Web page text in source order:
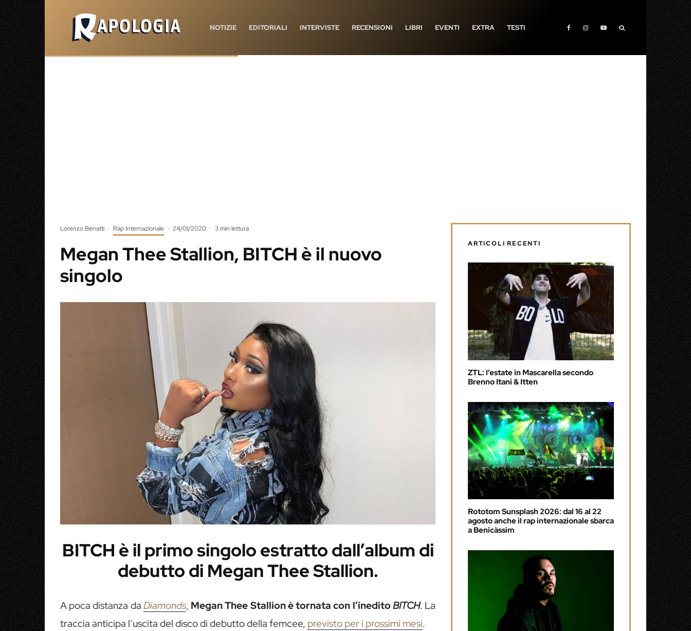
NOTIZIE EDITORIALI INTERVISTE RECENSIONI LIBRI EVENTI EXTRA TESTI
Lorenzo Benatti · Rap Internazionale · 24/01/2020 · 3 min lettura
Megan Thee Stallion, BITCH è il nuovo
singolo
BITCH è il primo singolo estratto dall’album di
debutto di Megan Thee Stallion.
A poca distanza da Diamonds, Megan Thee Stallion è tornata con l’inedito BITCH. La
traccia anticipa l’uscita del disco di debutto della femcee, previsto per i prossimi mesi.
ARTICOLI RECENTI
ZTL: l’estate in Mascarella secondo
Brenno Itani & Itten
Rototom Sunsplash 2026: dal 16 al 22
agosto anche il rap internazionale sbarca
a Benicàssim